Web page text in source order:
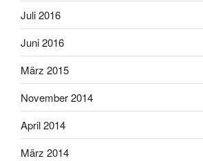
Juli 2016
Juni 2016
März 2015
November 2014
April 2014
März 2014